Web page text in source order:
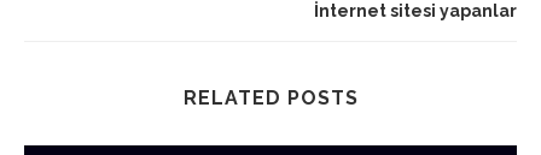
İnternet sitesi yapanlar
RELATED POSTS